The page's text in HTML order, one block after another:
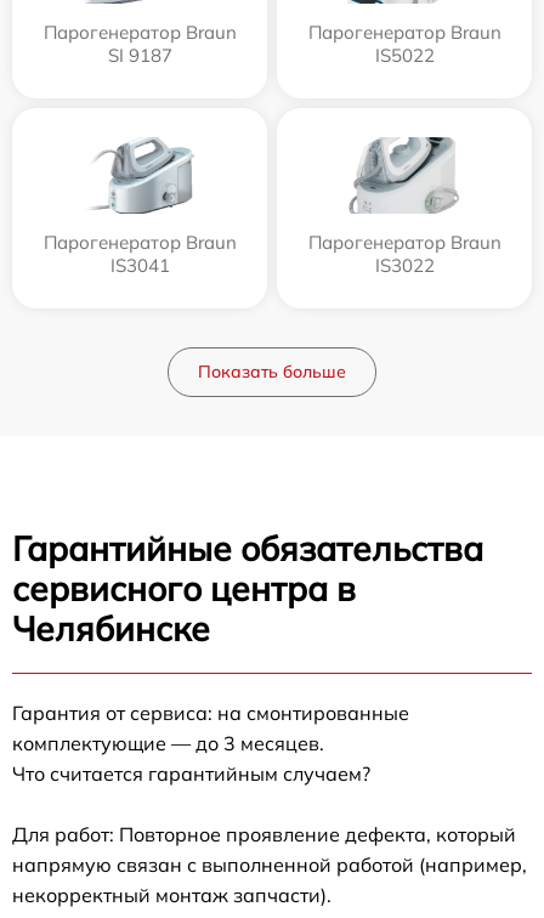
Парогенератор Braun
SI 9187
Парогенератор Braun
IS5022
Парогенератор Braun
IS3041
Парогенератор Braun
IS3022
Показать больше
Гарантийные обязательства
сервисного центра в
Челябинске
Гарантия от сервиса: на смонтированные
комплектующие — до 3 месяцев.
Что считается гарантийным случаем?
Для работ: Повторное проявление дефекта, который
напрямую связан с выполненной работой (например,
некорректный монтаж запчасти).